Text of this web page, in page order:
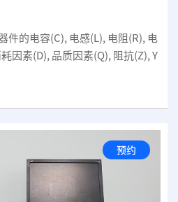
件的电容(C), 电感(L), 电阻(R), 电
因素(D), 品质因素(Q), 阻抗(Z), Y
预约